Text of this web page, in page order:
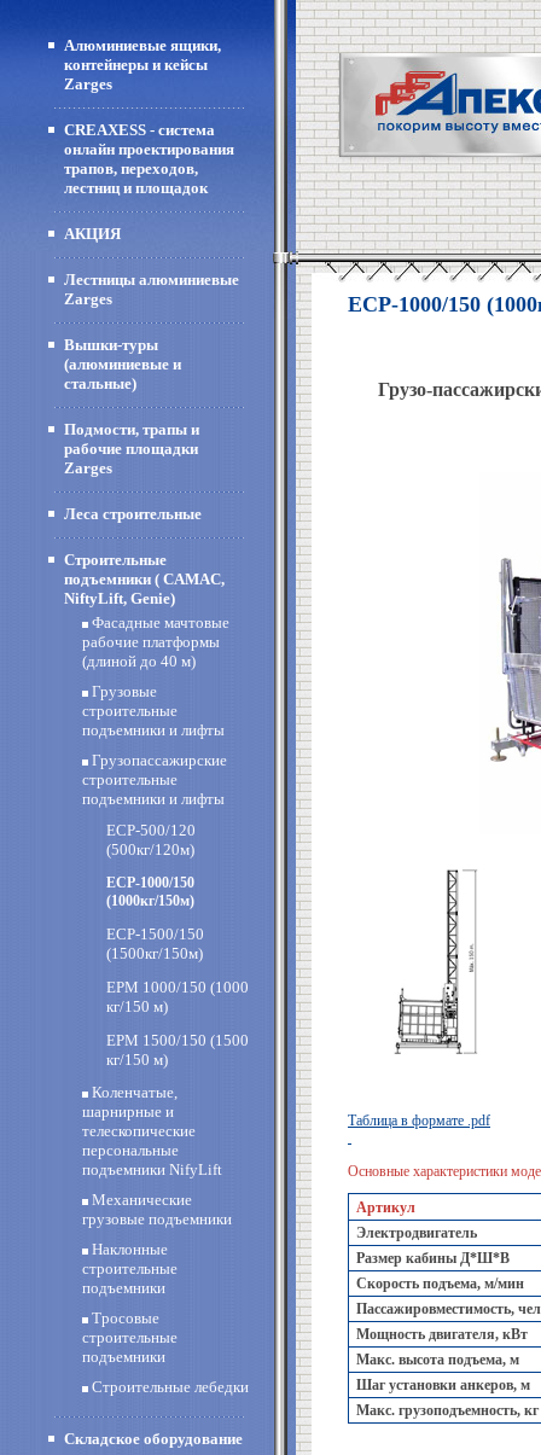
Алюминиевые ящики,
контейнеры и кейсы
Zarges
CREAXESS - система
онлайн проектирования
трапов, переходов,
лестниц и площадок
АКЦИЯ
Лестницы алюминиевые
Zarges
Вышки-туры
(алюминиевые и
стальные)
Подмости, трапы и
рабочие площадки
Zarges
Леса строительные
Строительные
подъемники ( CAMAC,
NiftyLift, Genie)
Фасадные мачтовые
рабочие платформы
(длиной до 40 м)
Грузовые
строительные
подъемники и лифты
Грузопассажирские
строительные
подъемники и лифты
ECP-500/120
(500кг/120м)
ECP-1000/150
(1000кг/150м)
ECP-1500/150
(1500кг/150м)
EPM 1000/150 (1000
кг/150 м)
EPM 1500/150 (1500
кг/150 м)
Коленчатые,
шарнирные и
телескопические
персональные
подъемники NifyLift
Механические
грузовые подъемники
Наклонные
строительные
подъемники
Тросовые
строительные
подъемники
Строительные лебедки
Складское оборудование
ECP-1000/150
Грузо-
Таблица в формате .pdf
Основные характеристики
Артикул
Электродвигатель
Размер кабины Д*Ш*В
Скорость подъема, м/мин
Пассажировместимость,
Мощность двигателя, кВт
Макс. высота подъема, м
Шаг установки анкеров, м
Макс. грузоподъемность, кг